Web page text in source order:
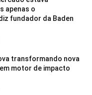
apenas o
fundador da Baden
transformando nova
motor de impacto